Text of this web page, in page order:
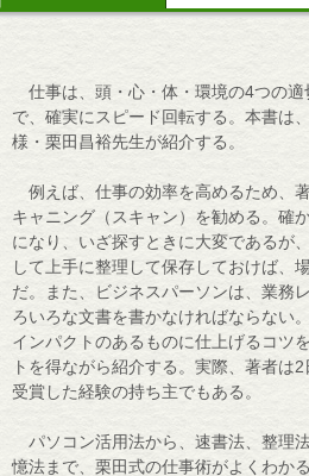
仕事は、頭・心・体・環境の4つの適
で、確実にスピード回転する。本書は
様・栗田昌裕先生が紹介する。
例えば、仕事の効率を高めるため、
キャニング（スキャン）を勧める。確
になり、いざ探すときに大変であるが
して上手に整理して保存しておけば、
だ。また、ビジネスパーソンは、業務
ろいろな文書を書かなければならない
インパクトのあるものに仕上げるコツ
トを得ながら紹介する。実際、著者は
受賞した経験の持ち主でもある。
パソコン活用法から、速書法、整理
憶法まで、栗田式の仕事術がよくわかる